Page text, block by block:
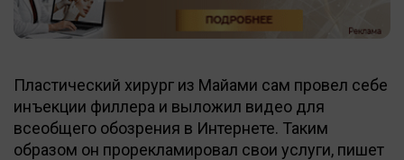
Пластический хирург из Майами сам провел себе
инъекции филлера и выложил видео для
всеобщего обозрения в Интернете. Таким
образом он прорекламировал свои услуги, пишет